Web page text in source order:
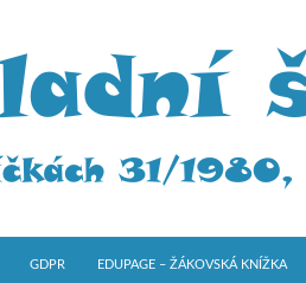
GDPR EDUPAGE – ŽÁKOVSKÁ KNÍŽKA